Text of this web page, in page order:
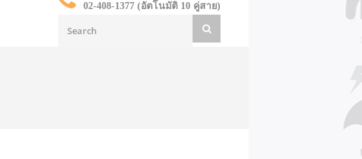
02-408-1377 (อัตโนมัติ 10 คู่สาย)